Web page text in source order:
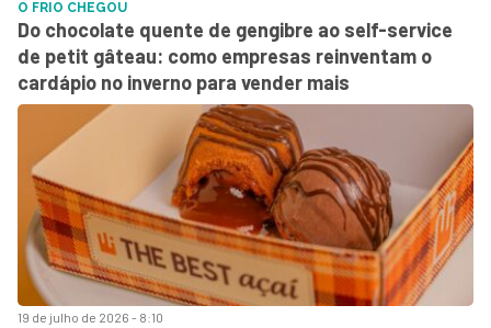
19 de julho de 2026 - 8:10
O FRIO CHEGOU
Do chocolate quente de gengibre ao self-service
de petit gâteau: como empresas reinventam o
cardápio no inverno para vender mais